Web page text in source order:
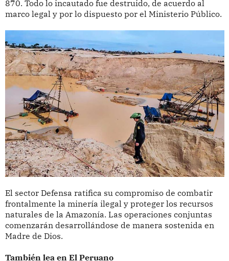
870. Todo lo incautado fue destruido, de acuerdo al
marco legal y por lo dispuesto por el Ministerio Público.
El sector Defensa ratifica su compromiso de combatir
frontalmente la minería ilegal y proteger los recursos
naturales de la Amazonía. Las operaciones conjuntas
comenzarán desarrollándose de manera sostenida en
Madre de Dios.
También lea en El Peruano